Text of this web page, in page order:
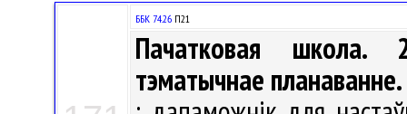
ББК 74.26 П21
Пачатковая школа.
тэматычнае